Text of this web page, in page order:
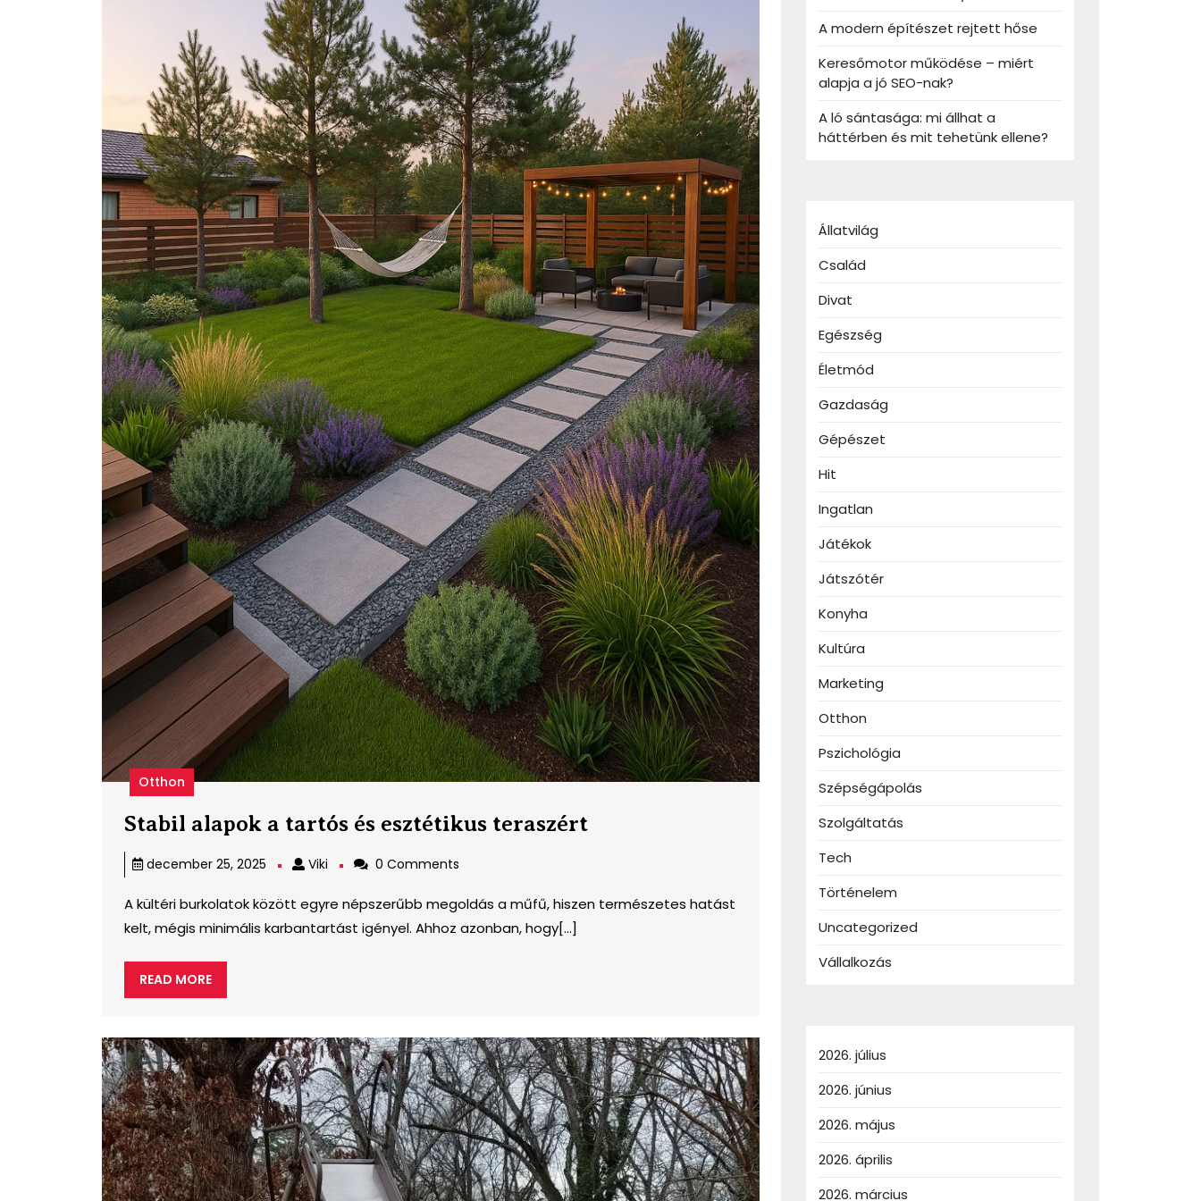
Otthon
Stabil alapok a tartós és esztétikus teraszértStabil
tartós
december 25, 2025 Viki Viki 0 Comments
A kültéri burkolatok között egyre népszerűbb megoldás a műfű, hiszen természetes hatást
kelt, mégis minimális karbantartást igényel. Ahhoz azonban, hogy[...]
READ MOREREAD
MORE
A
köztéri
csúszdák
evolúciója:
a
fémtől,
a
modern
A modern építészet rejtett hőse
Keresőmotor működése – miért
alapja a jó SEO-nak?
A ló sántasága: mi állhat a
háttérben és mit tehetünk ellene?
Állatvilág
Család
Divat
Egészség
Életmód
Gazdaság
Gépészet
Hit
Ingatlan
Játékok
Játszótér
Konyha
Kultúra
Marketing
Otthon
Pszichológia
Szépségápolás
Szolgáltatás
Tech
Történelem
Uncategorized
Vállalkozás
2026. július
2026. június
2026. május
2026. április
2026. március